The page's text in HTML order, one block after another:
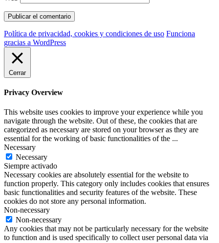
Política de privacidad, cookies y condiciones de uso Funciona
gracias a WordPress
Cerrar
Privacy Overview
This website uses cookies to improve your experience while you
navigate through the website. Out of these, the cookies that are
categorized as necessary are stored on your browser as they are
essential for the working of basic functionalities of the ...
Necessary
Necessary
Siempre activado
Necessary cookies are absolutely essential for the website to
function properly. This category only includes cookies that ensures
basic functionalities and security features of the website. These
cookies do not store any personal information.
Non-necessary
Non-necessary
Any cookies that may not be particularly necessary for the website
to function and is used specifically to collect user personal data via